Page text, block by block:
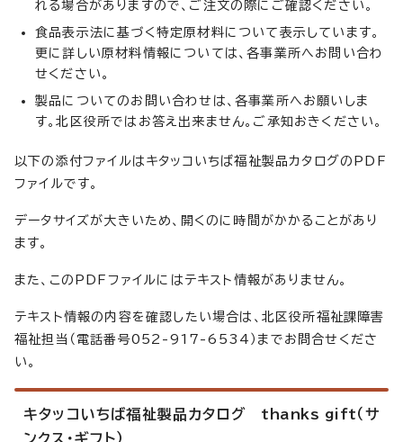
れる場合がありますので、ご注文の際にご確認ください。
食品表示法に基づく特定原材料について表示しています。
更に詳しい原材料情報については、各事業所へお問い合わ
せください。
製品についてのお問い合わせは、各事業所へお願いしま
す。北区役所ではお答え出来ません。ご承知おきください。
以下の添付ファイルはキタッコいちば福祉製品カタログのPDF
ファイルです。
データサイズが大きいため、開くのに時間がかかることがあり
ます。
また、このPDFファイルにはテキスト情報がありません。
テキスト情報の内容を確認したい場合は、北区役所福祉課障害
福祉担当（電話番号052-917-6534）までお問合せくださ
い。
キタッコいちば福祉製品カタログ thanks gift（サ
ンクス・ギフト）